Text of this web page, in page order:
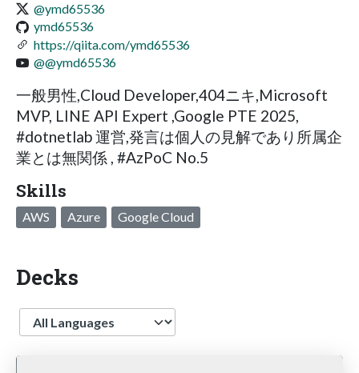
@ymd65536
ymd65536
https://qiita.com/ymd65536
@@ymd65536
一般男性,Cloud Developer,404ニキ,Microsoft
MVP, LINE API Expert ,Google PTE 2025,
#dotnetlab 運営,発言は個人の見解であり所属企
業とは無関係 , #AzPoC No.5
Skills
AWS Azure Google Cloud
Decks
Language